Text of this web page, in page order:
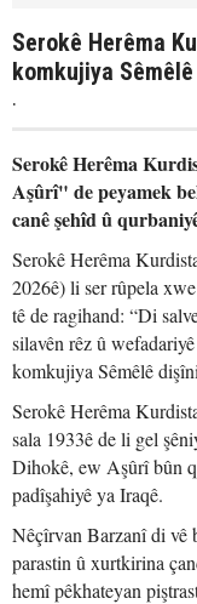
Serokê Herêma
komkujiya
.
Serokê Herêma
Aşûrî" de peyamek
canê şehîd û
Serokê Herêma
2026ê) li ser rûpela
tê de ragihand: “Di
silavên rêz û
komkujiya Sêmêlê
Serokê Herêma
sala 1933ê de li gel
Dihokê, ew Aşûrî bûn
padîşahiyê ya Iraqê.
Nêçîrvan Barzanî di vê
parastin û xurtkirina
hemî pêkhateyan